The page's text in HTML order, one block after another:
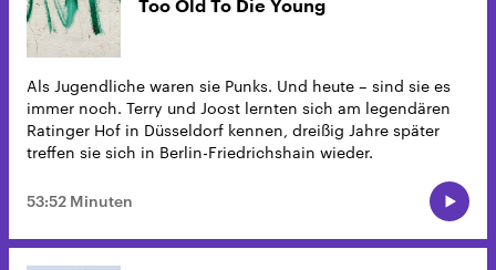
Too Old To Die Young
Als Jugendliche waren sie Punks. Und heute – sind sie es
immer noch. Terry und Joost lernten sich am legendären
Ratinger Hof in Düsseldorf kennen, dreißig Jahre später
treffen sie sich in Berlin-Friedrichshain wieder.
53:52 Minuten